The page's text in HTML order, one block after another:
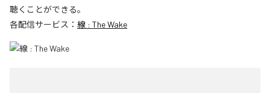
聴くことができる。
各配信サービス： 線 : The Wake